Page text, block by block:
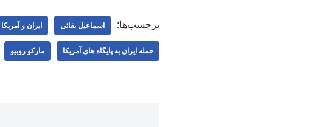
برچسب‌ها: اسماعیل بقائی ایران و آمریکا
حمله ایران به پایگاه های آمریکا مارکو روبیو